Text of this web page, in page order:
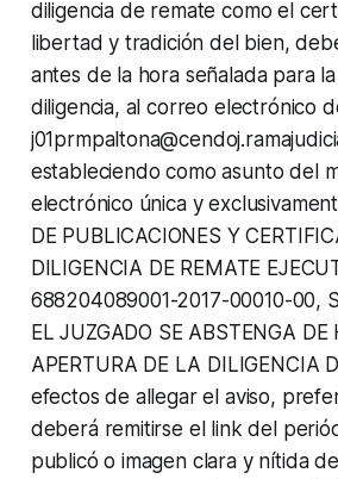
diligencia de remate como el
libertad y tradición del bien,
antes de la hora señalada para
diligencia, al correo electrónico
estableciendo como asunto del
electrónico única y
DE PUBLICACIONES Y
DILIGENCIA DE REMATE
688204089001-2017-00010-00,
EL JUZGADO SE ABSTENGA DE
APERTURA DE LA DILIGENCIA
efectos de allegar el aviso,
deberá remitirse el link del
publicó o imagen clara y nítida